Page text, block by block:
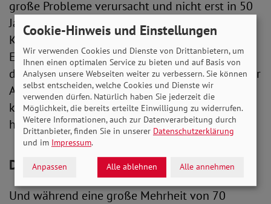
große Probleme verursacht und nicht erst in 50
Jahren. 70 Prozent sind der Auffassung, dass
Klimaziele eingehalten werden müssen. Der
Einsicht steht jedoch ein geringes Vertrauen in
die Politik gegenüber: So sind nur 25 Prozent der
Auffassung, dass die Regierung derzeit einen
klaren Plan für den Klimaschutz in Deutschland
hat.
Düsterer Blick in die Zukunft
Und während eine große Mehrheit von 70
Cookie-Hinweis und Einstellungen
Wir verwenden Cookies und Dienste von Drittanbietern, um
Ihnen einen optimalen Service zu bieten und auf Basis von
Analysen unsere Webseiten weiter zu verbessern. Sie können
selbst entscheiden, welche Cookies und Dienste wir
verwenden dürfen. Natürlich haben Sie jederzeit die
Möglichkeit, die bereits erteilte Einwilligung zu widerrufen.
Weitere Informationen, auch zur Datenverarbeitung durch
Drittanbieter, finden Sie in unserer Datenschutzerklärung
und im Impressum.
Anpassen Alle ablehnen Alle annehmen